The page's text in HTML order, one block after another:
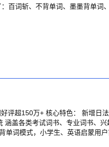
百词斩、不背单词、墨墨背单
韩等小语种词书 独家
试词书、专业词书、兴趣词书 【多种
词模式，小学生、英语启蒙用户